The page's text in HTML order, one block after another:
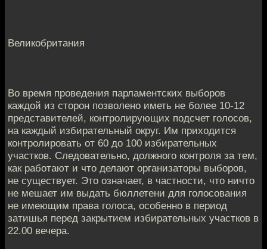
Великобритания
Во время проведения парламентских выборов
каждой из сторон позволено иметь не более 10-12
представителей, контролирующих подсчет голосов,
на каждый избирательный округ. Им приходится
контролировать от 60 до 100 избирательных
участков. Следовательно, должного контроля за тем,
как работают и что делают организаторы выборов,
не существует. Это означает, в частности, что ничто
не мешает им выдать бюллетени для голосования
не имеющим права голоса, особенно в период
затишья перед закрытием избирательных участков в
22.00 вечера.